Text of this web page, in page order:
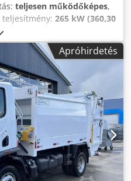
teljesen működőképes,
teljesítmény: 265 kW (360,30
teherbírás:13 420
méret:385/55 R 22,5 u.
8x2 , tengelytáv:
2026, üzemanyag: dízel
nappali fülke
osztály: Euro 6,
ABS,
koromszűrő, ködlámpák,
állófűtés, Járműszám:
Zoeller Delta 2301
3G azonosítórendszer M
Motorfék Hátsó tengely
Apróhirdetés